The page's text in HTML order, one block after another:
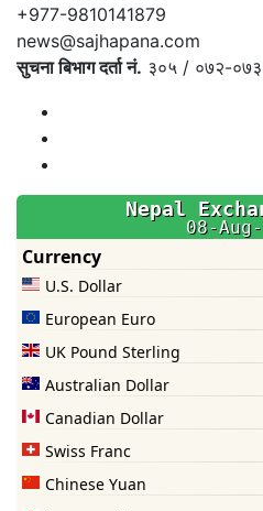
+977-9810141879
news@sajhapana.com
सुचना बिभाग दर्ता नं. ३०५ / ०७२-०७३